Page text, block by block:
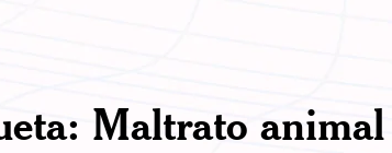
Maltrato animal